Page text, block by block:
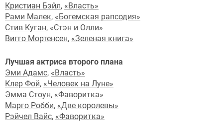
Кристиан Бэйл, «Власть»
Рами Малек, «Богемская рапсодия»
Стив Куган, «Стэн и Олли»
Вигго Мортенсен, «Зеленая книга»
Лучшая актриса второго плана
Эми Адамс, «Власть»
Клер Фой, «Человек на Луне»
Эмма Стоун, «Фаворитка»
Марго Робби, «Две королевы»
Рэйчел Вайс, «Фаворитка»